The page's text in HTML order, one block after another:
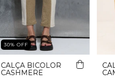
30% OFF
CALÇA BICOLOR
CASHMERE